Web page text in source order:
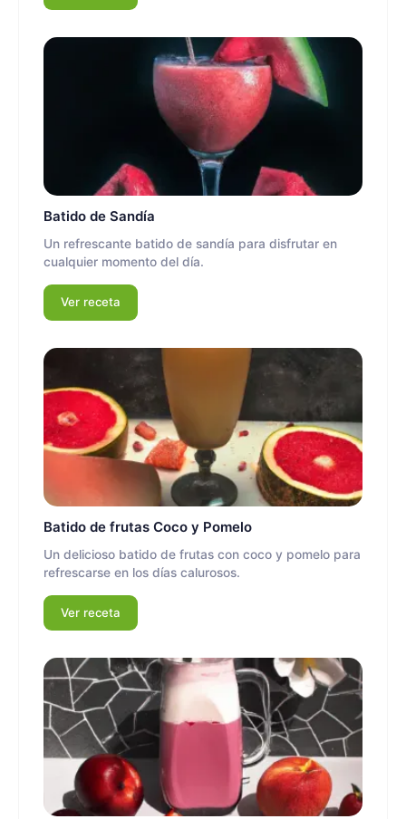
Batido de Sandía
Un refrescante batido de sandía para disfrutar en
cualquier momento del día.
Ver receta
Batido de frutas Coco y Pomelo
Un delicioso batido de frutas con coco y pomelo para
refrescarse en los días calurosos.
Ver receta